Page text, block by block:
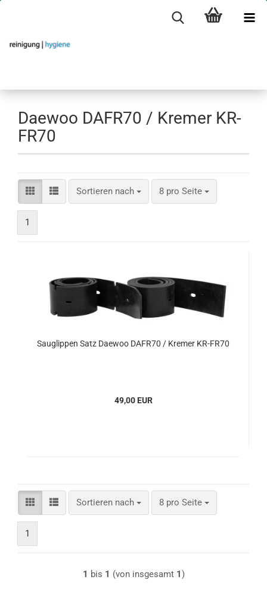
Daewoo DAFR70 / Kremer KR-
FR70
Sortieren nach
Sortieren nach 8 pro Seite
pro Seite
1
Sauglippen Satz Daewoo DAFR70 / Kremer KR-FR70
49,00 EUR
Sortieren nach
Sortieren nach 8 pro Seite
pro Seite
1
1 bis 1 (von insgesamt 1)